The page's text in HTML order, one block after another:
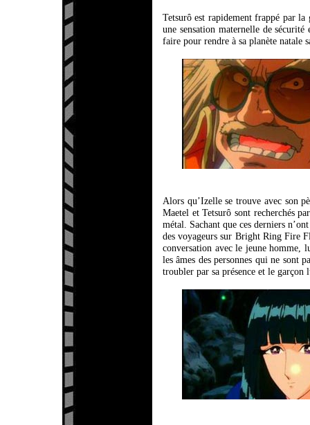
Tetsurô est rapidement frappé par
une sensation maternelle de
faire pour rendre à sa planète natale
Alors qu’Izelle se trouve avec son
Maetel et Tetsurô sont recherchés
métal. Sachant que ces derniers
des voyageurs sur Bright Ring Fire
conversation avec le jeune homme,
les âmes des personnes qui ne sont
troubler par sa présence et le garçon